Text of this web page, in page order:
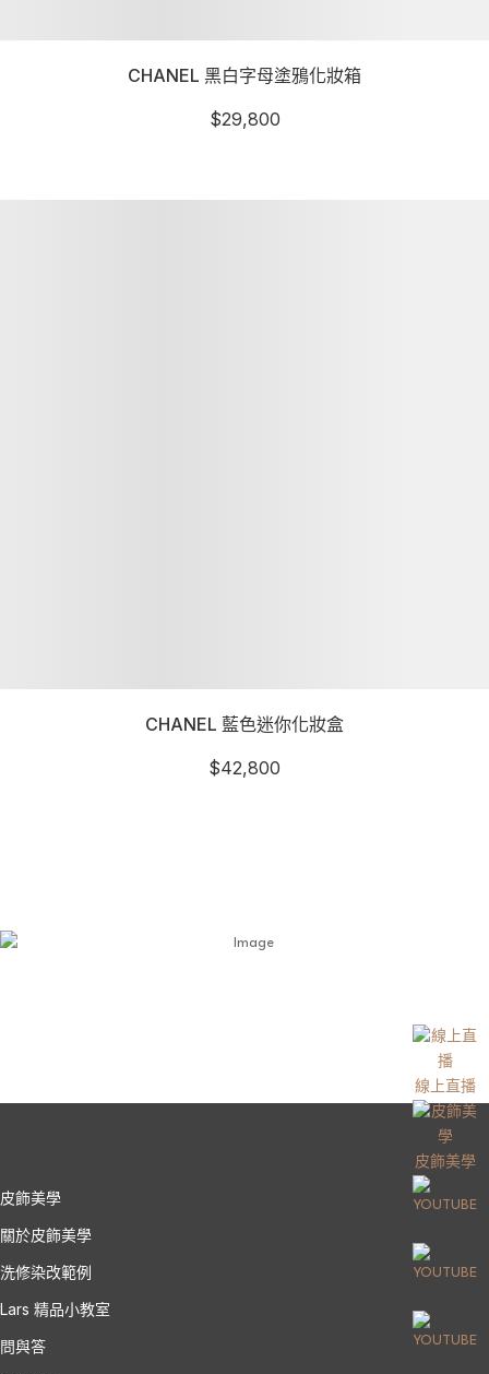
CHANEL 黑白字母塗鴉化妝箱
$29,800
CHANEL 藍色迷你化妝盒
$42,800
皮飾美學
關於皮飾美學
洗修染改範例
Lars 精品小教室
問與答
線上直播
皮飾美學